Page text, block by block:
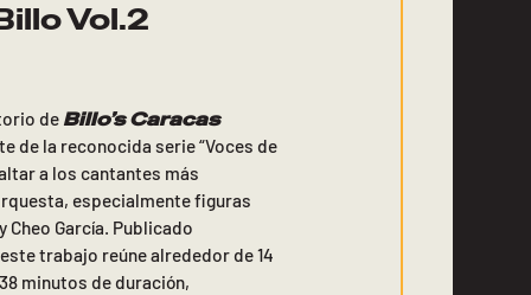
Vol.2
de Billo’s Caracas
de la reconocida serie “Voces de
a los cantantes más
especialmente figuras
Cheo García. Publicado
trabajo reúne alrededor de 14
minutos de duración,